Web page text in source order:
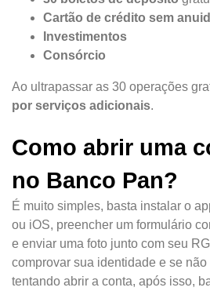
Cartão de crédito sem
Investimentos
Consórcio
Ao ultrapassar as 30 operações
por serviços adicionais.
Como abrir uma
no Banco Pan?
É muito simples, basta instalar o
ou iOS, preencher um formulário
e enviar uma foto junto com seu
comprovar sua identidade e se não
tentando abrir a conta, após isso,